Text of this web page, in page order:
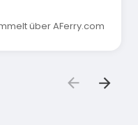
über AFerry.com